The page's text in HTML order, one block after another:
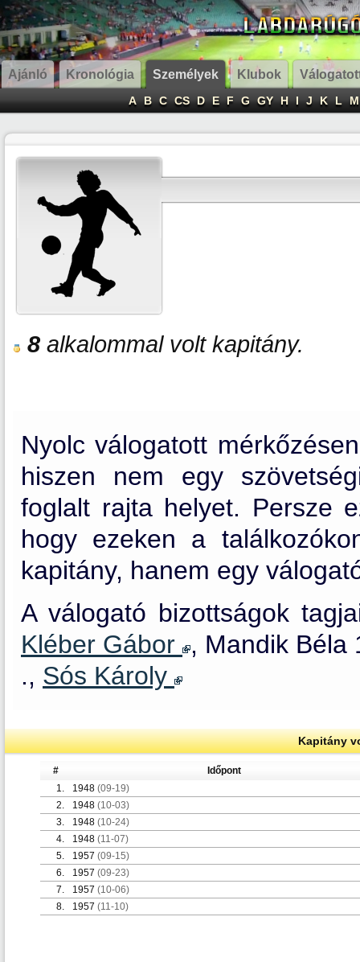
Ajánló Kronológia Személyek Klubok
A B C CS D E F G GY H I J K L M
8 alkalommal volt kapitány.
Nyolc válogatott
hiszen nem egy
foglalt rajta helyet. Persze
hogy ezeken a
kapitány, hanem egy
A válogató bizottságok
Kléber Gábor
, Mandik Béla
., Sós Károly
Kapitány
#
Időpont
1.
1948 (09-19)
2.
1948 (10-03)
3.
1948 (10-24)
4.
1948 (11-07)
5.
1957 (09-15)
6.
1957 (09-23)
7.
1957 (10-06)
8.
1957 (11-10)